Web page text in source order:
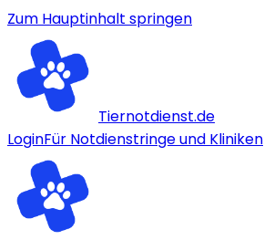
Zum Hauptinhalt springen
Tiernotdienst.de
LoginFür Notdienstringe und Kliniken